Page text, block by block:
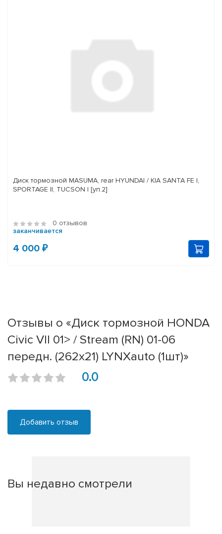
Диск тормозной MASUMA, rear HYUNDAI / KIA SANTA FE I,
SPORTAGE II, TUCSON I [уп.2]
0 отзывов
заканчивается
4 000 ₽
Отзывы о «Диск тормозной HONDA
Civic VII 01> / Stream (RN) 01-06
передн. (262x21) LYNXauto (1шт)»
0.0
Добавить отзыв
Вы недавно смотрели